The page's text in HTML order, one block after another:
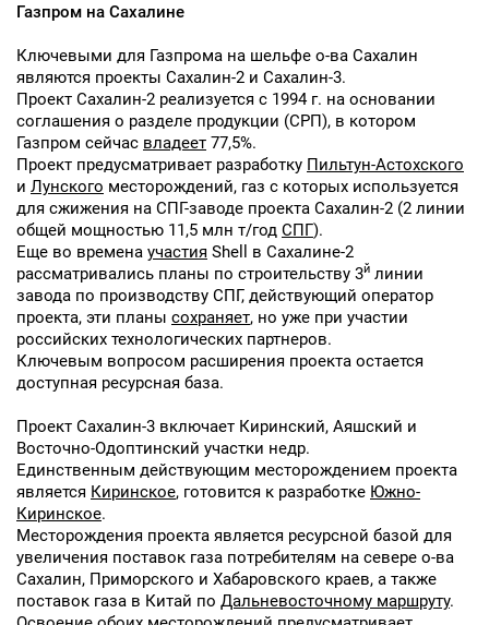
Газпром на Сахалине
Ключевыми для Газпрома на шельфе о-ва Сахалин
являются проекты Сахалин-2 и Сахалин-3.
Проект Сахалин-2 реализуется с 1994 г. на основании
соглашения о разделе продукции (СРП), в котором
Газпром сейчас владеет 77,5%.
Проект предусматривает разработку Пильтун-Астохского
и Лунского месторождений, газ с которых используется
для сжижения на СПГ-заводе проекта Сахалин-2 (2 линии
общей мощностью 11,5 млн т/год СПГ).
Еще во времена участия Shell в Сахалине-2
рассматривались планы по строительству 3й линии
завода по производству СПГ, действующий оператор
проекта, эти планы сохраняет, но уже при участии
российских технологических партнеров.
Ключевым вопросом расширения проекта остается
доступная ресурсная база.
Проект Сахалин-3 включает Киринский, Аяшский и
Восточно-Одоптинский участки недр.
Единственным действующим месторождением проекта
является Киринское, готовится к разработке Южно-
Киринское.
Месторождения проекта является ресурсной базой для
увеличения поставок газа потребителям на севере о-ва
Сахалин, Приморского и Хабаровского краев, а также
поставок газа в Китай по Дальневосточному маршруту.